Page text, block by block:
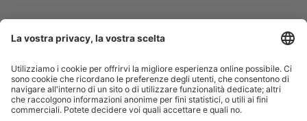
siamo pronti a spostare le montagne. E voi?